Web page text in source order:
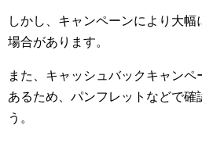
しかし、キャンペーンにより大幅
場合があります。
また、キャッシュバックキャンペ
あるため、パンフレットなどで確
う。